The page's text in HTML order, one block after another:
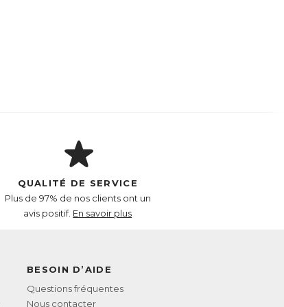
QUALITÉ DE SERVICE
Plus de 97% de nos clients ont un
avis positif. En savoir plus
BESOIN D’AIDE
Questions fréquentes
Nous contacter